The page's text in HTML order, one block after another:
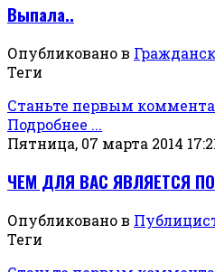
Выпала..
Опубликовано в
Теги
Станьте первым
Подробнее ...
Пятница, 07 марта 2014
ЧЕМ ДЛЯ ВАС ЯВЛЯЕТСЯ
Опубликовано в
Теги